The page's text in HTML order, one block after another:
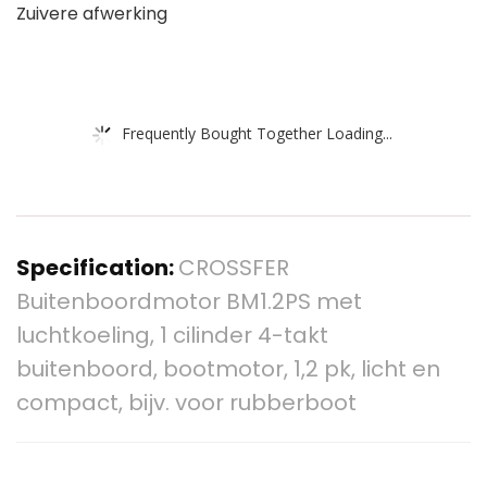
Zuivere afwerking
Frequently Bought Together Loading...
Specification:CROSSFER
Buitenboordmotor BM1.2PS met
luchtkoeling, 1 cilinder 4-takt
buitenboord, bootmotor, 1,2 pk, licht en
compact, bijv. voor rubberboot